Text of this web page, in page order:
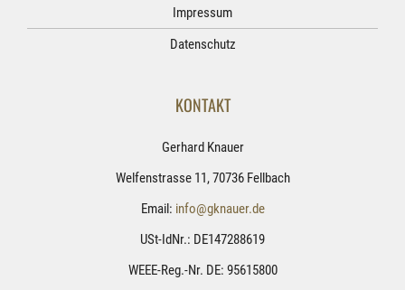
Impressum
Datenschutz
KONTAKT
Gerhard Knauer
Welfenstrasse 11, 70736 Fellbach
Email: info@gknauer.de
USt-IdNr.: DE147288619
WEEE-Reg.-Nr. DE: 95615800